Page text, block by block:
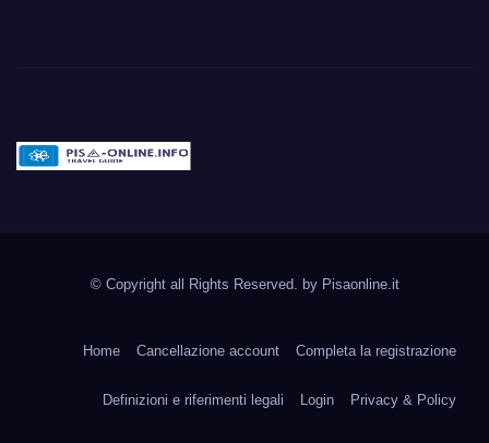
© Copyright all Rights Reserved. by Pisaonline.it
Home Cancellazione account Completa la registrazione
Definizioni e riferimenti legali Login Privacy & Policy